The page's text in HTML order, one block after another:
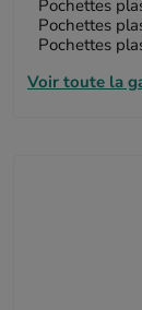
Pochettes
Pochettes
Pochettes
Voir toute la